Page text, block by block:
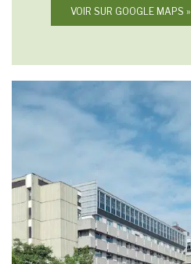
VOIR SUR GOOGLE MAPS »